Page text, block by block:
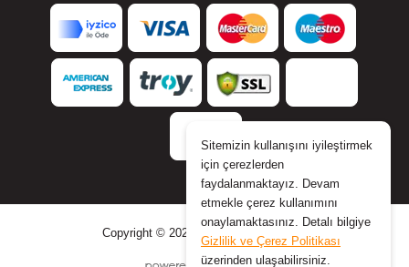
Sitemizin kullanışını iyileştirmek
için çerezlerden
faydalanmaktayız. Devam
etmekle çerez kullanımını
onaylamaktasınız. Detalı bilgiye
Gizlilik ve Çerez Politikası
üzerinden ulaşabilirsiniz.
Copyright © 2026 www.hitrentacar.com